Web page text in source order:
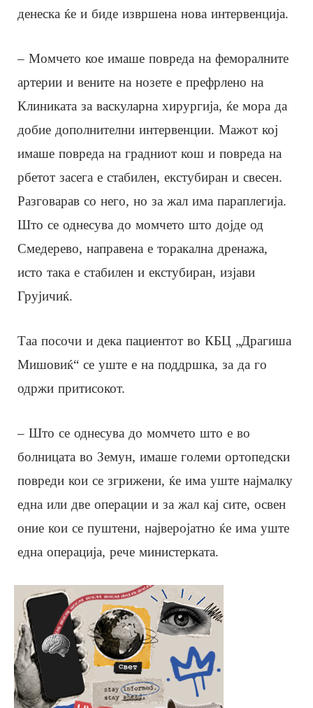
денеска ќе и биде извршена нова интервенција.
– Момчето кое имаше повреда на феморалните
артерии и вените на нозете е префрлено на
Клиниката за васкуларна хирургија, ќе мора да
добие дополнителни интервенции. Мажот кој
имаше повреда на градниот кош и повреда на
рбетот засега е стабилен, екстубиран и свесен.
Разговарав со него, но за жал има параплегија.
Што се однесува до момчето што дојде од
Смедерево, направена е торакална дренажа,
исто така е стабилен и екстубиран, изјави
Грујичиќ.
Таа посочи и дека пациентот во КБЦ „Драгиша
Мишовиќ“ се уште е на поддршка, за да го
одржи притисокот.
– Што се однесува до момчето што е во
болницата во Земун, имаше големи ортопедски
повреди кои се згрижени, ќе има уште најмалку
една или две операции и за жал кај сите, освен
оние кои се пуштени, најверојатно ќе има уште
една операција, рече министерката.